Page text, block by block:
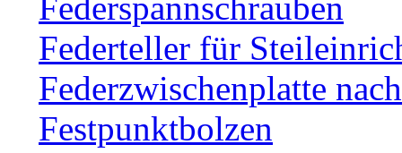
Federteller für
Federzwischenplatte
Festpunktbolzen